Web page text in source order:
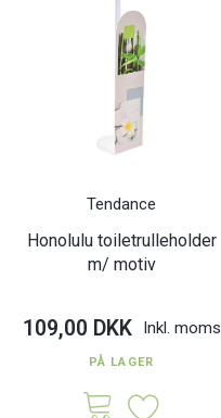
Tendance
Honolulu toiletrulleholder
m/ motiv
109,00 DKK Inkl. moms
PÅ LAGER